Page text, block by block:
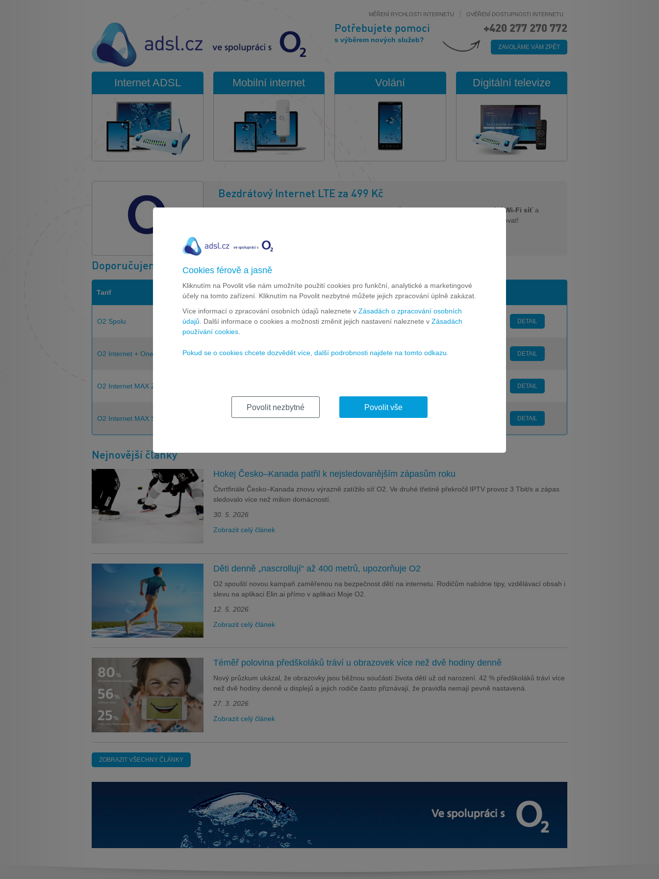
MĚŘENÍ RYCHLOSTI INTERNETU OVĚŘENÍ DOSTUPNOSTI INTERNETU
Potřebujete pomoci
s výběrem nových služeb?
+420 277 270 772
ZAVOLÁME VÁM ZPĚT
Internet ADSL Mobilní internet Volání Digitální televize
Bezdrátový Internet LTE za 499 Kč
Jeden Internet doma i na chalupě? Jedině sLTEod O2 můžete během 60s vytvořitdomácí Wi-Fi síťa
. Nabídka platí pro objednávky do 31.8.2026 a nemusí se opakovat!
Doporučujeme
Tarif Poskytovatel
Rychlost
(v Mb/s)
Počet programů Cena za měsíc
O2 Spolu 250/25 140+ 1249 Kč DETAIL
O2 Internet + Oneplay 50/5 50+ DETAIL
O2 Internet MAX Zlatý DETAIL
O2 Internet MAX Stříbrný 50/5 DETAIL
Nejnovější články
Hokej Česko–Kanada patřil k nejsledovanějším zápasům roku
Čtvrtfinále Česko–Kanada znovu výrazně zatížilo síť O2. Ve druhé třetině překročil IPTV provoz 3 Tbit/s a zápas
sledovalo více než milion domácností.
30. 5. 2026
Zobrazit celý článek
Děti denně „nascrollují“ až 400 metrů, upozorňuje O2
O2 spouští novou kampaň zaměřenou na bezpečnost dětí na internetu. Rodičům nabídne tipy, vzdělávací obsah i
slevu na aplikaci Elin.ai přímo v aplikaci Moje O2.
12. 5. 2026
Zobrazit celý článek
Téměř polovina předškoláků tráví u obrazovek více než dvě hodiny denně
Nový průzkum ukázal, že obrazovky jsou běžnou součástí života dětí už od narození. 42 % předškoláků tráví více
než dvě hodiny denně u displejů a jejich rodiče často přiznávají, že pravidla nemají pevně nastavená.
27. 3. 2026
Zobrazit celý článek
ZOBRAZIT VŠECHNY ČLÁNKY
Cookies férově a jasně
Kliknutím na Povolit vše nám umožníte použití cookies pro funkční, analytické a marketingové
účely na tomto zařízení. Kliknutím na Povolit nezbytné můžete jejich zpracování úplně zakázat.
Více informací o zpracování osobních údajů naleznete v Zásadách o zpracování osobních
údajů. Další informace o cookies a možnosti změnit jejich nastavení naleznete v Zásadách
používání cookies.
Pokud se o cookies chcete dozvědět více, další podrobnosti najdete na tomto odkazu.
Povolit nezbytné Povolit vše